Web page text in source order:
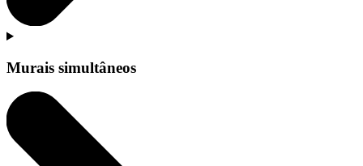
Murais simultâneos